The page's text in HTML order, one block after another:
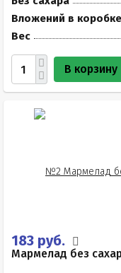
Вложений в коробке
Вес
В корзину
183 руб.
Мармелад без